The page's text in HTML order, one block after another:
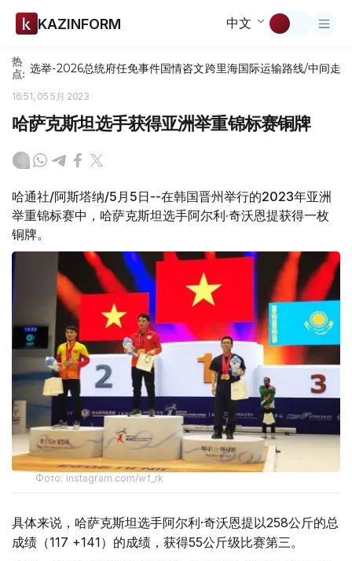
KAZINFORM 中文
热
点: 选举-2026总统府任免事件国情咨文跨里海国际运输路线/中间走廊
16:51, 05 5月 2023
哈萨克斯坦选手获得亚洲举重锦标赛铜牌
哈通社/阿斯塔纳/5月5日--在韩国晋州举行的2023年亚洲
举重锦标赛中，哈萨克斯坦选手阿尔利·奇沃恩提获得一枚
铜牌。
Фото: instagram.com/wf_rk
具体来说，哈萨克斯坦选手阿尔利·奇沃恩提以258公斤的总
成绩（117 +141）的成绩，获得55公斤级比赛第三。